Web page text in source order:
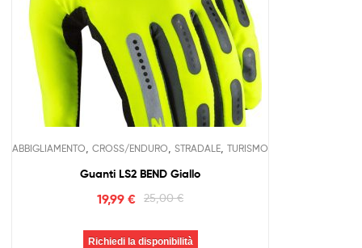
ABBIGLIAMENTO CROSS/ENDURO STRADALE TURISMO
Guanti LS2 BEND Giallo
25,00€
19,99€
Richiedi la disponibilità